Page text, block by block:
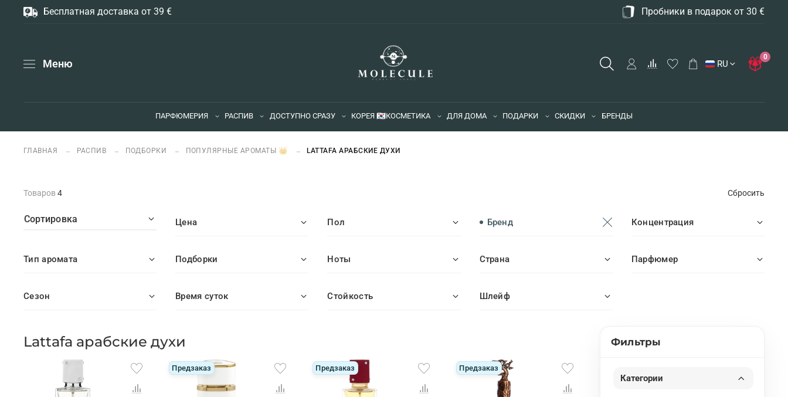
Бесплатная доставка от 39 € Пробники в подарок от 30 €
Меню RU
0
ПАРФЮМЕРИЯ РАСПИВ ДОСТУПНО СРАЗУ КОРЕЯ 🇰🇷КОСМЕТИКА ДЛЯ ДОМА ПОДАРКИ СКИДКИ БРЕНДЫ
ГЛАВНАЯ РАСПИВ ПОДБОРКИ ПОПУЛЯРНЫЕ АРОМАТЫ 👑 LATTAFA АРАБСКИЕ ДУХИ
Товаров 4 Сбросить
Сортировка Цена Пол Бренд Концентрация
Тип аромата Подборки Ноты Страна Парфюмер
Сезон Время суток Стойкость Шлейф
Lattafa арабские духи
Предзаказ Предзаказ Предзаказ
Фильтры
Категории